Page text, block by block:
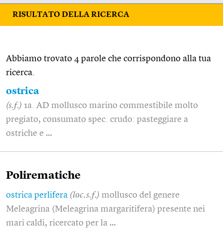
RISULTATO DELLA RICERCA
Abbiamo trovato 4 parole che corrispondono alla tua
ricerca.
ostrica
(s.f.) 1a. AD mollusco marino commestibile molto
pregiato, consumato spec. crudo: pasteggiare a
ostriche e …
Polirematiche
ostrica perlifera (loc.s.f.) mollusco del genere
Meleagrina (Meleagrina margaritifera) presente nei
mari caldi, ricercato per la …